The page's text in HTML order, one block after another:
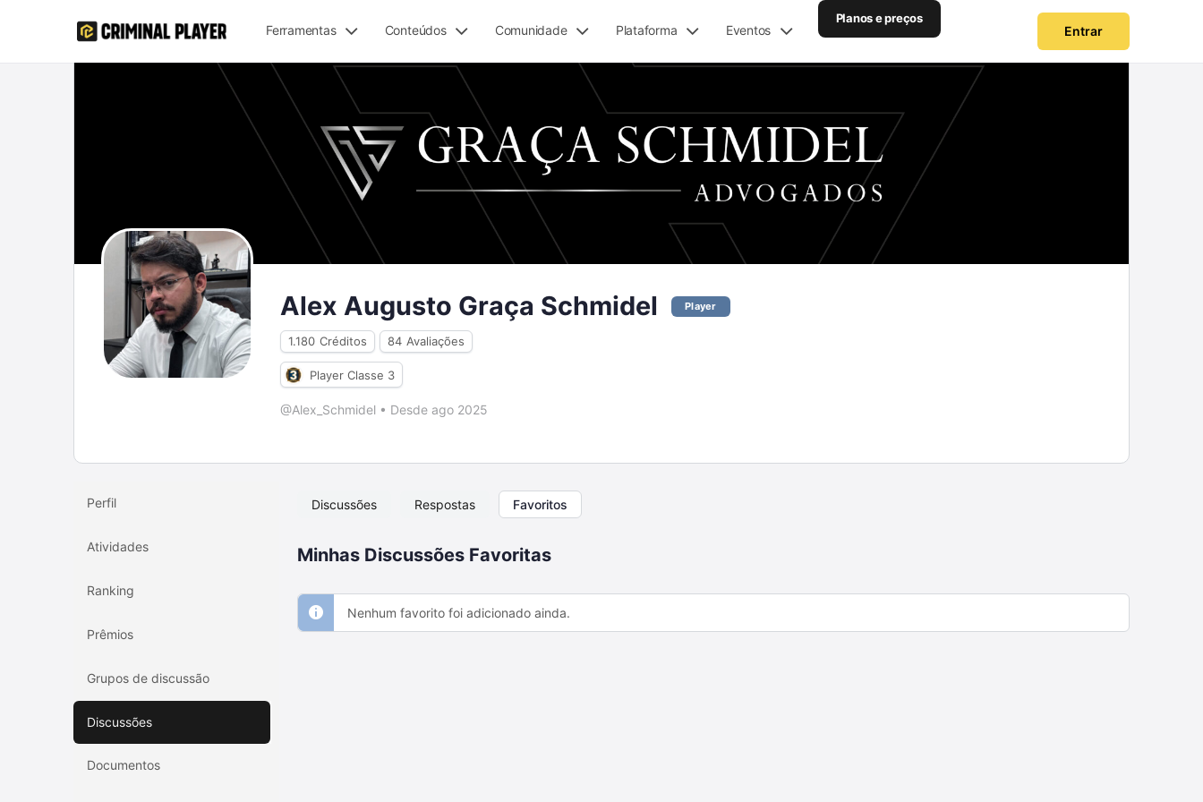
Ferramentas Conteúdos Comunidade Plataforma Eventos
Planos e preços
Entrar
Alex Augusto Graça Schmidel Player
1.180 Créditos 84 Avaliações
Player Classe 3
@Alex_Schmidel • Desde ago 2025
Perfil
Atividades
Ranking
Prêmios
Grupos de discussão
Discussões
Documentos
Discussões Respostas Favoritos
Minhas Discussões Favoritas
Nenhum favorito foi adicionado ainda.